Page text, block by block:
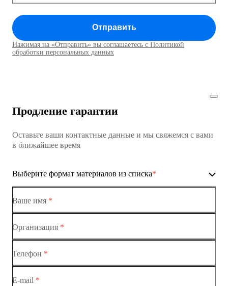
Коммутатор доступа MES1428
Коммутаторы доступа01
Коммутатор доступа MES1428
Коммутатор доступа MES1428
Коммутаторы доступа
Коммутатор доступа MES1428-03
Коммутатор доступа MES1428-04
Отправить
Нажимая на «Отправить» вы соглашаетесь с Политикой
обработки персональных данных
Продление гарантии
Оставьте ваши контактные данные и мы свяжемся с вами
в ближайшее время
Выберите формат материалов из списка*
Ethernet-коммутаторы
Ваше имя *
Организация *
Телефон *
E-mail *